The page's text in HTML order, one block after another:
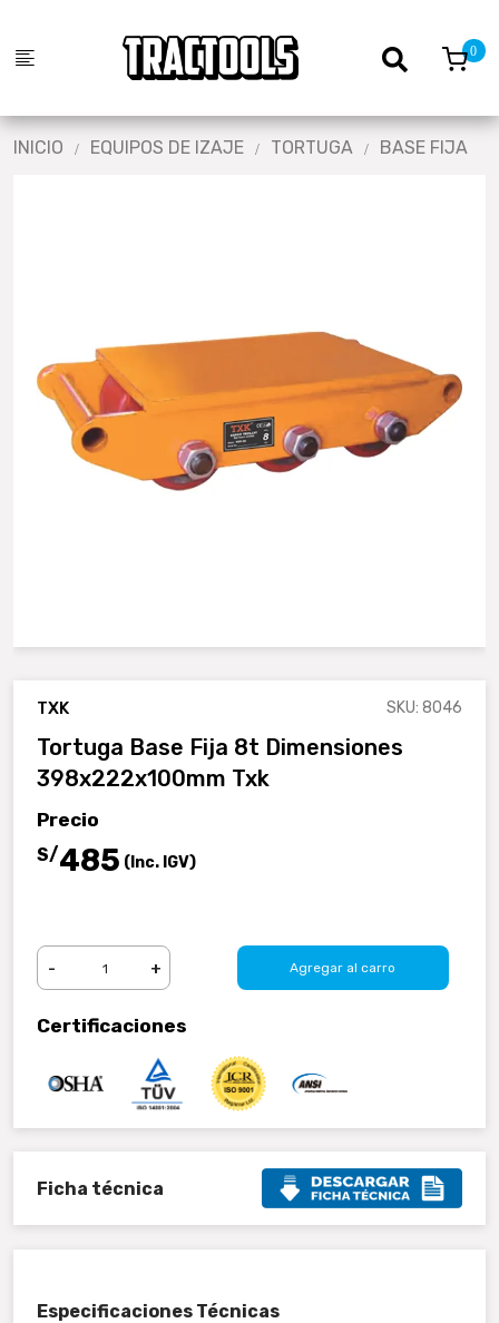
INICIO EQUIPOS DE IZAJE TORTUGA BASE FIJA
TXK SKU: 8046
Tortuga Base Fija 8t Dimensiones
398x222x100mm Txk
Precio
S/485 (Inc. IGV)
- + Agregar al carro
Certificaciones
Ficha técnica
Especificaciones Técnicas